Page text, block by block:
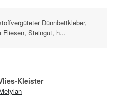
Dünnbettkleber,
Fliesen, Steingut, h...
Kleister
Metylan